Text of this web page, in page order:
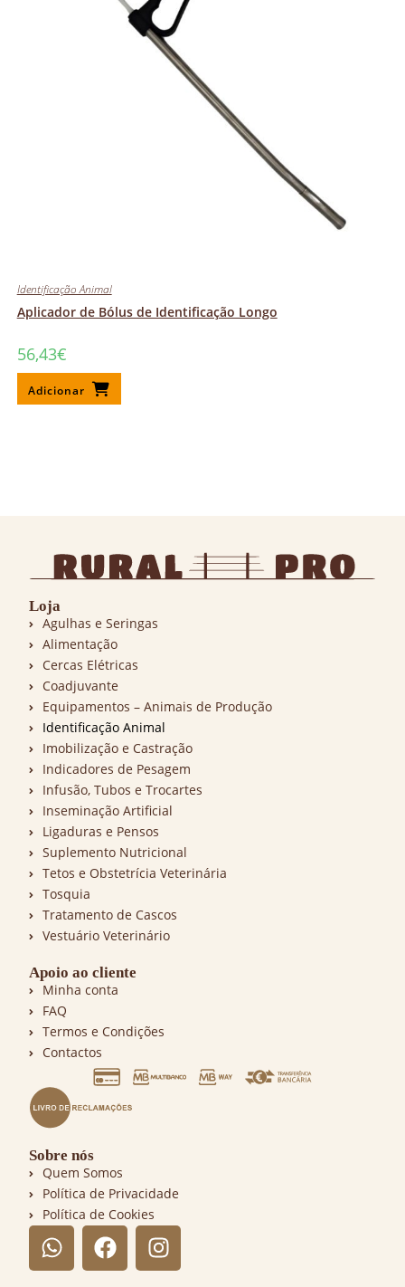
Identificação Animal
Aplicador de Bólus de Identificação Longo
56,43€
Adicionar
Loja
Agulhas e Seringas
Alimentação
Cercas Elétricas
Coadjuvante
Equipamentos – Animais de Produção
Identificação Animal
Imobilização e Castração
Indicadores de Pesagem
Infusão, Tubos e Trocartes
Inseminação Artificial
Ligaduras e Pensos
Suplemento Nutricional
Tetos e Obstetrícia Veterinária
Tosquia
Tratamento de Cascos
Vestuário Veterinário
Apoio ao cliente
Minha conta
FAQ
Termos e Condições
Contactos
Sobre nós
Quem Somos
Política de Privacidade
Política de Cookies